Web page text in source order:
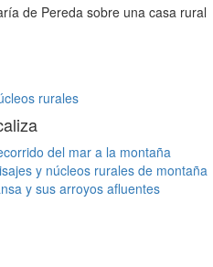
de Pereda sobre una casa rural
rurales
del mar a la montaña
y núcleos rurales de montaña
y sus arroyos afluentes